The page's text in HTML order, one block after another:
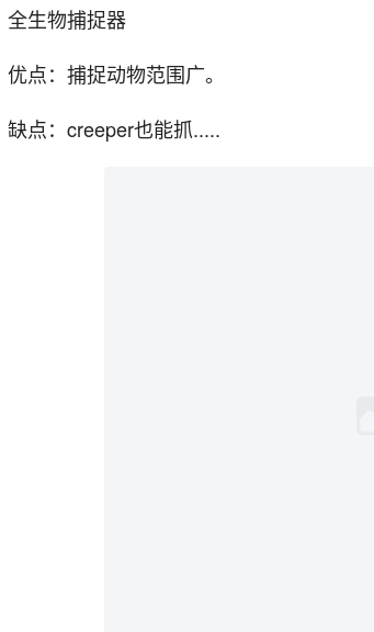
全生物捕捉器
优点：捕捉动物范围广。
缺点：creeper也能抓.....